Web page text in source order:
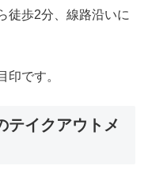
徒歩2分、線路沿いに
印です。
テイクアウトメ